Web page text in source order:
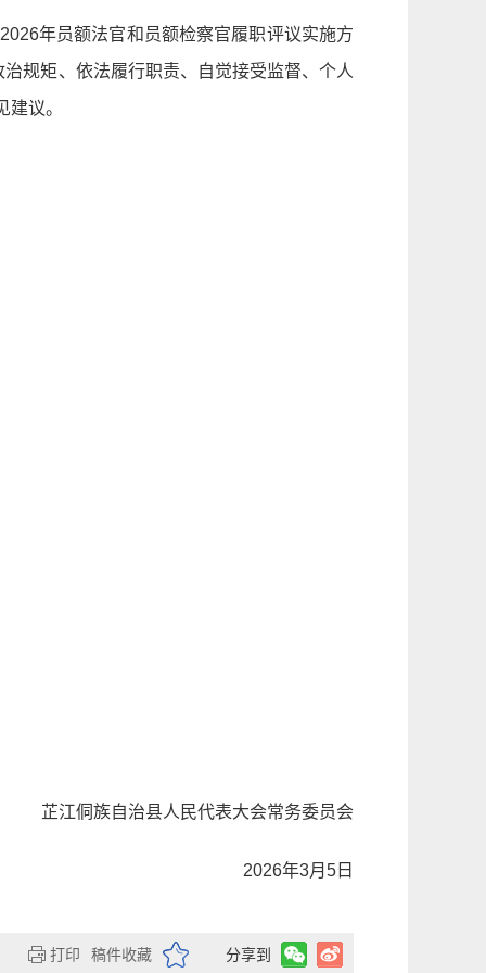
年员额法官和员额检察官履职评议实施方
规矩、依法履行职责、自觉接受监督、个人
议。
治县人民代表大会常务委员会
年3月5日
稿件收藏 分享到
打印